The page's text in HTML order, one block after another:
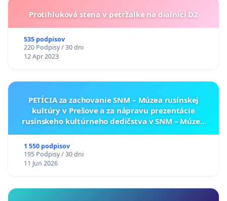
Protihluková stena v petržalke na dialnici D2
535 podpisov
220 Podpisy / 30 dni
12 Apr 2023
PETÍCIA za zachovanie SNM – Múzea rusínskej
kultúry v Prešove a za nápravu prezentácie
rusínskeho kultúrneho dedičstva v SNM – Múzeu
1 550 podpisov
195 Podpisy / 30 dni
11 Jun 2026